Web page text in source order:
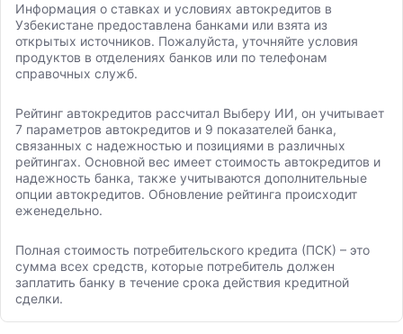
Информация о ставках и условиях автокредитов в
Узбекистане предоставлена банками или взята из
открытых источников. Пожалуйста, уточняйте условия
продуктов в отделениях банков или по телефонам
справочных служб.
Рейтинг автокредитов рассчитал Выберу ИИ, он учитывает
7 параметров автокредитов и 9 показателей банка,
связанных с надежностью и позициями в различных
рейтингах. Основной вес имеет стоимость автокредитов и
надежность банка, также учитываются дополнительные
опции автокредитов. Обновление рейтинга происходит
еженедельно.
Полная стоимость потребительского кредита (ПСК) – это
сумма всех средств, которые потребитель должен
заплатить банку в течение срока действия кредитной
сделки.